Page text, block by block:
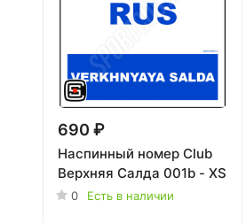
690 ₽
Наспинный номер Club
Верхняя Салда 001b - XS
0 Есть в наличии